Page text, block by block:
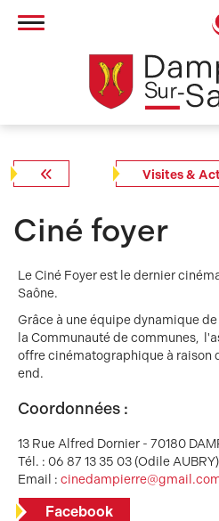
Visites &
Ciné foyer
Le Ciné Foyer est le dernier
Saône.
Grâce à une équipe dynamique
la Communauté de communes,
offre cinématographique à raison
end.
Coordonnées :
13 Rue Alfred Dornier - 70180
Tél. : 06 87 13 35 03 (Odile
Email :
Facebook